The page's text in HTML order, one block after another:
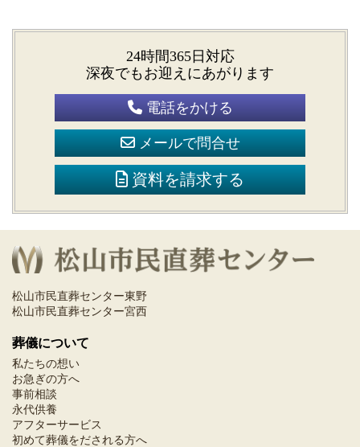
24時間365日対応
深夜でもお迎えにあがります
電話をかける
メールで問合せ
資料を請求する
松山市民直葬センター東野
松山市民直葬センター宮西
葬儀について
私たちの想い
お急ぎの方へ
事前相談
永代供養
アフターサービス
初めて葬儀をだされる方へ